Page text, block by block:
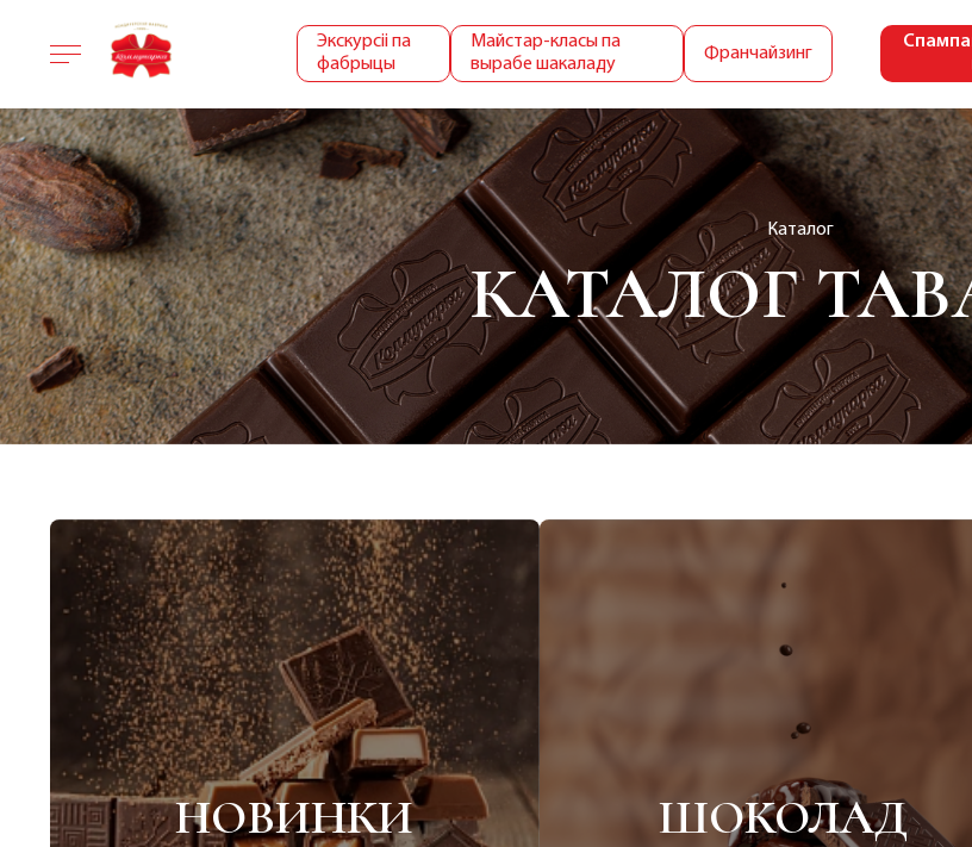
Экскурсіі па
фабрыцы
Майстар-класы па
вырабе шакаладу
Франчайзинг
Каталог
КАТАЛОГ
НОВИНКИ ШОКОЛАД